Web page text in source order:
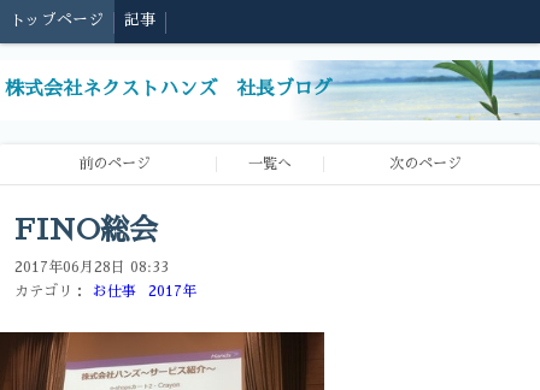
トップページ 記事
株式会社ネクストハンズ 社長ブログ
前のページ 一覧へ 次のページ
FINO総会
2017年06月28日 08:33
カテゴリ：
お仕事 2017年